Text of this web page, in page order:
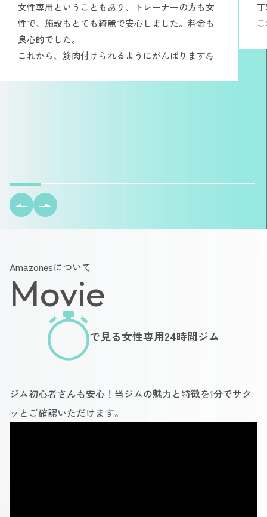
女性専用ということもあり、トレーナーの方も女
性で、施設もとても綺麗で安心しました。料金も
良心的でした。
これから、筋肉付けられるようにがんばります💪
Amazonesについて
Movie
で見る女性専用24時間ジム
ジム初心者さんも安心！当ジムの魅力と特徴を1分でサク
ッとご確認いただけます。